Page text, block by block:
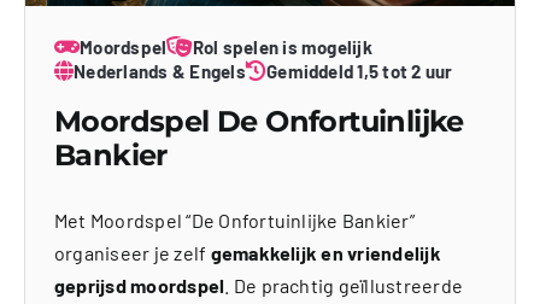
Moordspel
Rol spelen is mogelijk
Nederlands & Engels
Gemiddeld 1,5 tot 2 uur
Moordspel De Onfortuinlijke
Bankier
Met Moordspel “De Onfortuinlijke Bankier”
organiseer je zelf gemakkelijk en vriendelijk
geprijsd moordspel . De prachtig geïllustreerde